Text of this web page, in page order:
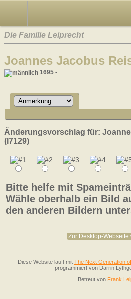
Die Familie Leiprecht
Joannes Jacobus
1695 -
Änderungsvorschlag für:
(I7129)
Bitte helfe mit
Wähle oberhalb ein Bild
den anderen Bildern
Zur Desktop-
Diese Website läuft mit The Next Generation
programmiert von Darrin
Betreut von Frank